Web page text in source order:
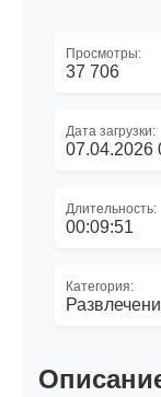
Просмотры:
37 706
Дата загрузки:
07.04.2026
Длительность:
00:09:51
Категория: